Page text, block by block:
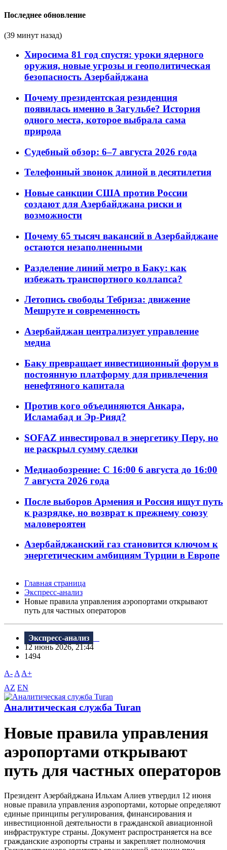
Последнее обновление
(39 минут назад)
Хиросима 81 год спустя: уроки ядерного
оружия, новые угрозы и геополитическая
безопасность Азербайджана
Почему президентская резиденция
появилась именно в Загульбе? История
одного места, которое выбрала сама
природа
Судебный обзор: 6–7 августа 2026 года
Телефонный звонок длиной в десятилетия
Новые санкции США против России
создают для Азербайджана риски и
возможности
Почему 65 тысяч вакансий в Азербайджане
остаются незаполненными
Разделение линий метро в Баку: как
избежать транспортного коллапса?
Летопись свободы Тебриза: движение
Мешруте и современность
Азербайджан централизует управление
медиа
Баку превращает инвестиционный форум в
постоянную платформу для привлечения
ненефтяного капитала
Против кого объединяются Анкара,
Исламабад и Эр-Рияд?
SOFAZ инвестировал в энергетику Перу, но
не раскрыл сумму сделки
Медиаобозрение: С 16:00 6 августа до 16:00
7 августа 2026 года
После выборов Армения и Россия ищут путь
к разрядке, но возврат к прежнему союзу
маловероятен
Азербайджанский газ становится ключом к
энергетическим амбициям Турции в Европе
Главная страница
Экспресс-анализ
Новые правила управления аэропортами открывают
путь для частных операторов
Экспресс-анализ
12 июнь 2026, 21:44
1494
A- A A+
AZ EN
Аналитическая служба Turan
Новые правила управления
аэропортами открывают
путь для частных операторов
Президент Азербайджана Ильхам Алиев утвердил 12 июня
новые правила управления аэропортами, которые определяют
единые принципы регулирования, финансирования и
инвестиционной деятельности в гражданской авиационной
инфраструктуре страны. Документ распространяется на все
гражданские аэропорты страны и закрепляет полномочия